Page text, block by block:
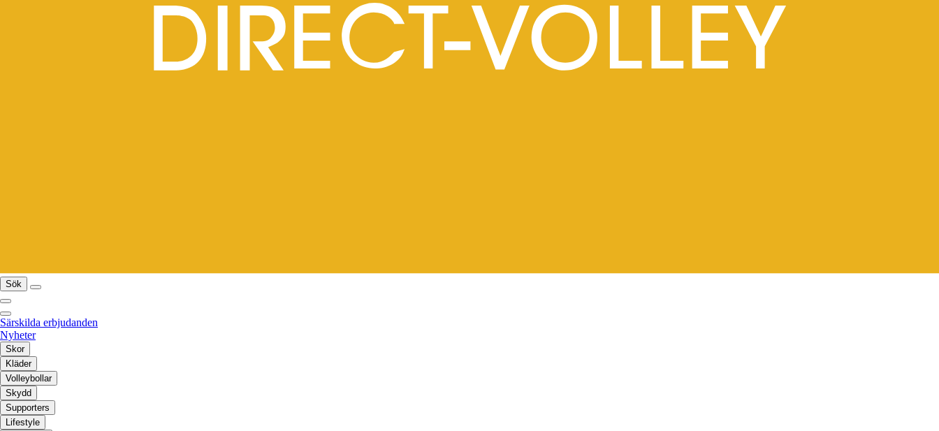
Sök
Särskilda erbjudanden
Nyheter
Skor
Kläder
Volleybollar
Skydd
Supporters
Lifestyle